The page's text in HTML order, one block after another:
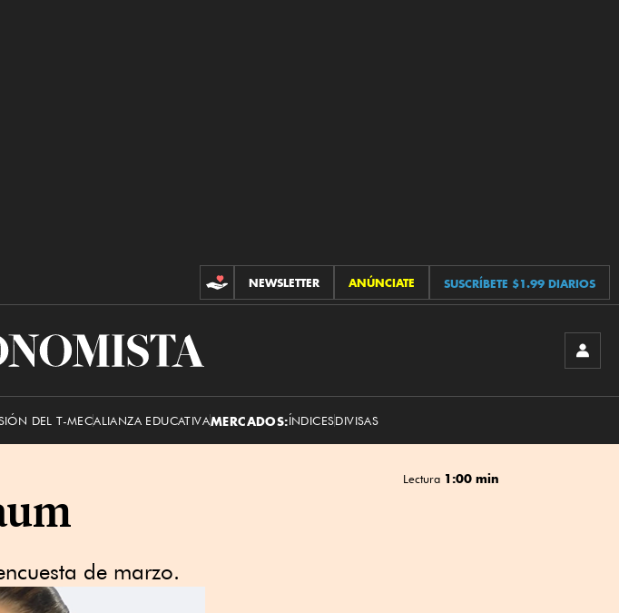
CONTRIBUCIONES
NEWSLETTER ANÚNCIATE SUSCRÍBETE $1.99 DIARIOS
El
DEL T-MECALIANZA EDUCATIVAMERCADOS:ÍNDICESDIVISAS
Lectura 1:00 min
de marzo.